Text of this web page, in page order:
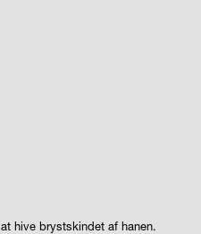
hive brystskindet af hanen.